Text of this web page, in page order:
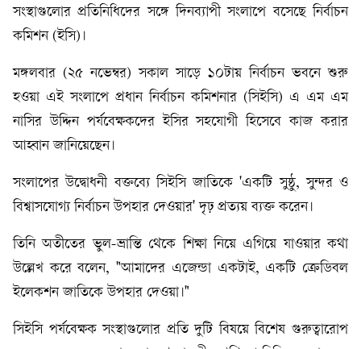
সংস্থাগুলোর প্রতিনিধিদের সঙ্গে দিনব্যাপী সংলাপে বসেছে নির্বাচন
কমিশন (ইসি)।
মঙ্গলবার (২৫ নভেম্বর) সকাল সাড়ে ১০টায় নির্বাচন ভবনে শুরু
হওয়া এই সংলাপে প্রধান নির্বাচন কমিশনার (সিইসি) এ এম এম
নাসির উদ্দিন পর্যবেক্ষকদের ইসির সহযোগী হিসেবে কাজ করার
আহ্বান জানিয়েছেন।
সংলাপের উদ্বোধনী বক্তব্যে সিইসি জাতিকে 'একটি সুষ্ঠু, সুন্দর ও
বিশ্বাসযোগ্য নির্বাচন উপহার দেওয়ার' দৃঢ় প্রত্যয় ব্যক্ত করেন।
তিনি অতীতের ভুল-ভ্রান্তি থেকে শিক্ষা নিয়ে এগিয়ে যাওয়ার কথা
উল্লেখ করে বলেন, "আমাদের এজেন্ডা একটাই, একটি ক্রেডিবল
ইলেকশন জাতিকে উপহার দেওয়া।"
সিইসি পর্যবেক্ষক সংস্থাগুলোর প্রতি দুটি বিষয়ে বিশেষ গুরুত্বারোপ